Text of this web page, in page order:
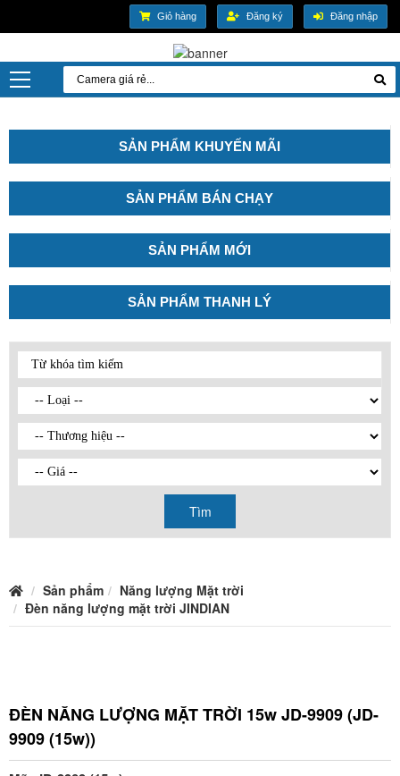
Giỏ hàng Đăng ký Đăng nhập
SẢN PHẨM KHUYẾN MÃI
SẢN PHẨM BÁN CHẠY
SẢN PHẨM MỚI
SẢN PHẨM THANH LÝ
Tìm
Sản phẩm
Năng lượng Mặt trời
Đèn năng lượng mặt trời JINDIAN
ĐÈN NĂNG LƯỢNG MẶT TRỜI 15w JD-9909 (JD-
9909 (15w))